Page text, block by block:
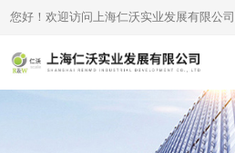
您好！欢迎访问上海仁沃实业发展有限公司